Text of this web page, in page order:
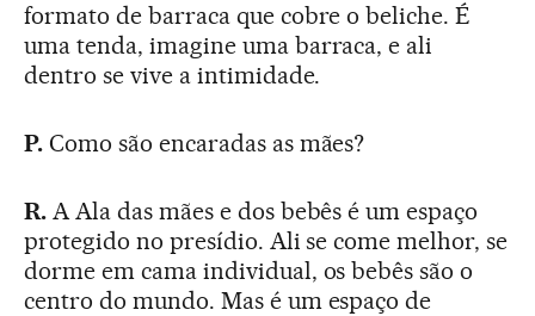
formato de barraca que cobre o beliche. É
uma tenda, imagine uma barraca, e ali
dentro se vive a intimidade.
P. Como são encaradas as mães?
R. A Ala das mães e dos bebês é um espaço
protegido no presídio. Ali se come melhor, se
dorme em cama individual, os bebês são o
centro do mundo. Mas é um espaço de